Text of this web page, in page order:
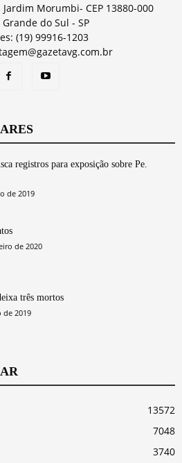
Morumbi- CEP 13880-000
do Sul - SP
(19) 99916-1203
registros para exposição sobre Pe.
de 2019
de 2020
três mortos
de 2019
13572
7048
3740